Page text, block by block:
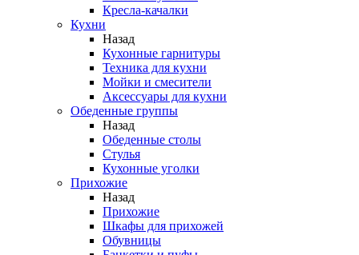
Кресла-качалки
Кухни
Назад
Кухонные гарнитуры
Техника для кухни
Мойки и смесители
Аксессуары для кухни
Обеденные группы
Назад
Обеденные столы
Стулья
Кухонные уголки
Прихожие
Назад
Прихожие
Шкафы для прихожей
Обувницы